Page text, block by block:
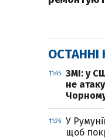
11:45
ЗМІ: у
не
11:26
У
щоб